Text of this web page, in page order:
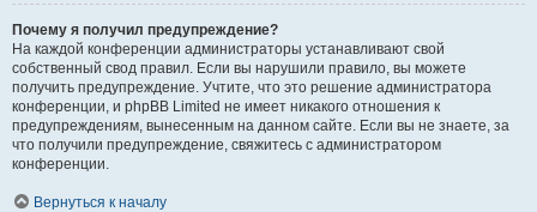
Почему я получил предупреждение?
На каждой конференции администраторы устанавливают свой
собственный свод правил. Если вы нарушили правило, вы можете
получить предупреждение. Учтите, что это решение администратора
конференции, и phpBB Limited не имеет никакого отношения к
предупреждениям, вынесенным на данном сайте. Если вы не знаете, за
что получили предупреждение, свяжитесь с администратором
конференции.
Вернуться к началу